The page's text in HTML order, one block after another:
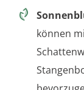
können